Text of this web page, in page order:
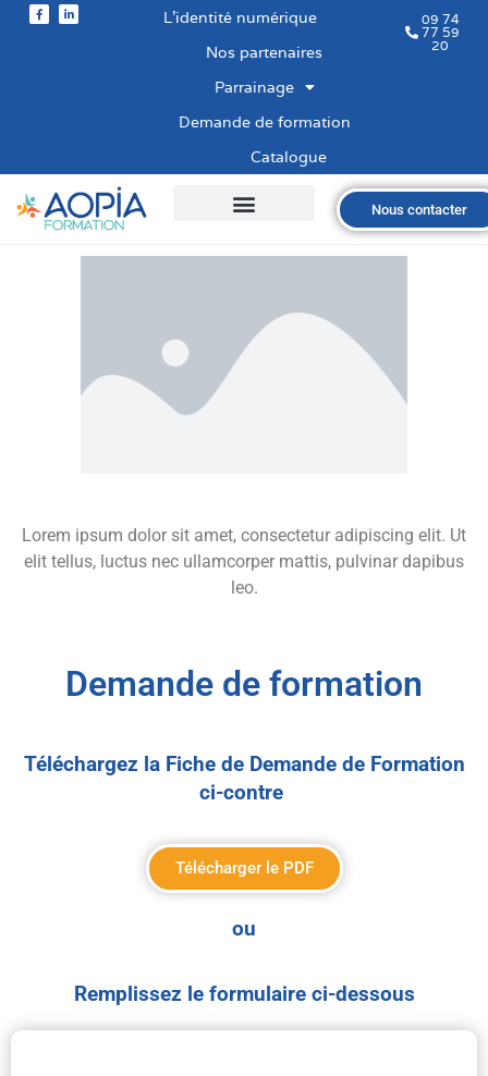
L’identité numérique
Nos partenaires
Parrainage
Demande de formation
Catalogue
09 74
77 59
20
Nous contacter
Lorem ipsum dolor sit amet, consectetur adipiscing elit. Ut
elit tellus, luctus nec ullamcorper mattis, pulvinar dapibus
leo.
Demande de formation
Téléchargez la Fiche de Demande de Formation
ci-contre
Télécharger le PDF
ou
Remplissez le formulaire ci-dessous